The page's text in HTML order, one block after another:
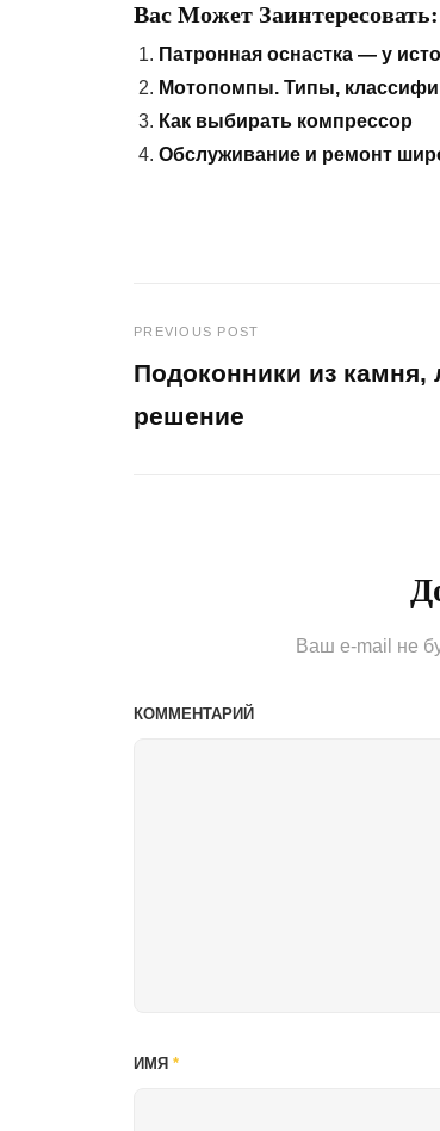
Вас Может Заинтересовать:
Патронная оснастка — у
Мотопомпы. Типы,
Как выбирать компрессор
Обслуживание и ремонт
Навигация
по
PREVIOUS POST
Подоконники из камня,
решение
Ваш e-mail не
КОММЕНТАРИЙ
ИМЯ *